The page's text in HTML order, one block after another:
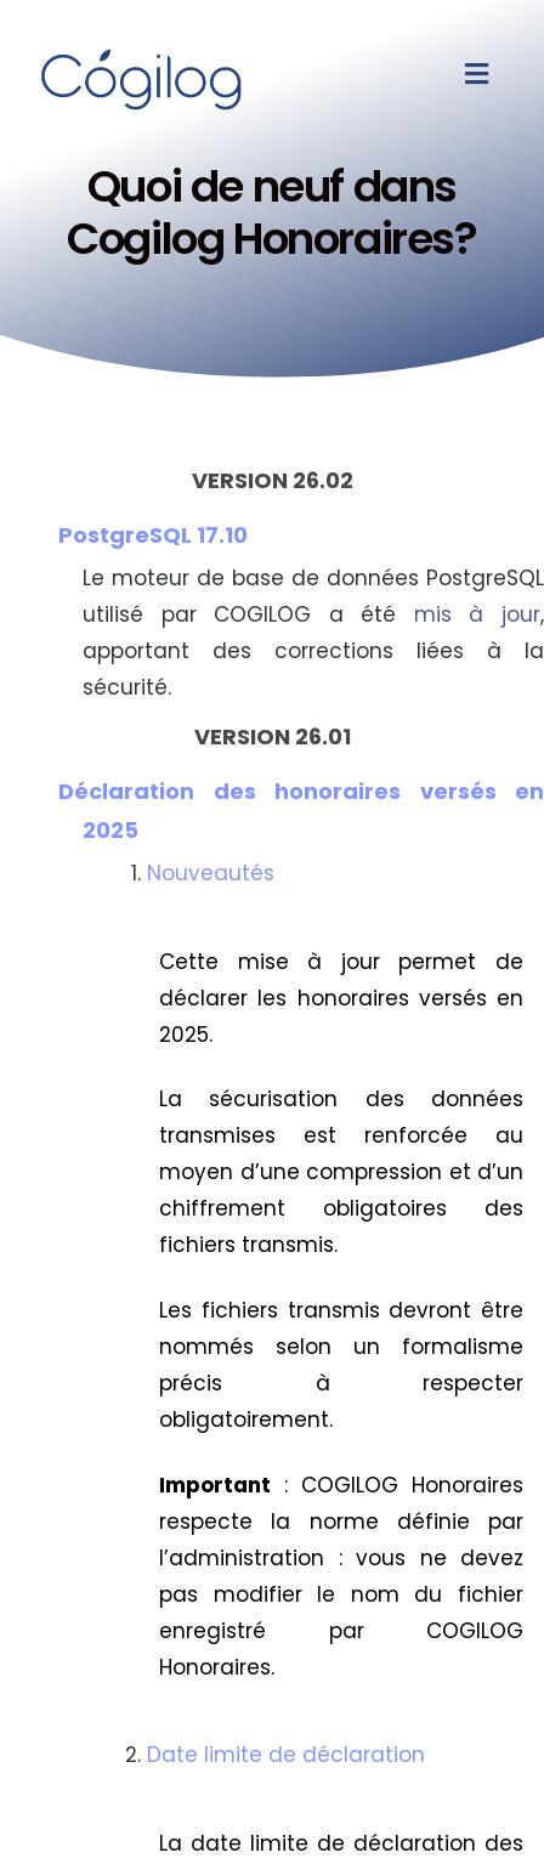
Quoi de neuf dans
Cogilog Honoraires?
VERSION 26.02
PostgreSQL 17.10
Le moteur de base de données PostgreSQL
utilisé par COGILOG a été mis à jour,
apportant des corrections liées à la
sécurité.
VERSION 26.01
Déclaration des honoraires versés en
2025
Nouveautés
Cette mise à jour permet de
déclarer les honoraires versés en
2025.
La sécurisation des données
transmises est renforcée au
moyen d’une compression et d’un
chiffrement obligatoires des
fichiers transmis.
Les fichiers transmis devront être
nommés selon un formalisme
précis à respecter
obligatoirement.
Important : COGILOG Honoraires
respecte la norme définie par
l’administration : vous ne devez
pas modifier le nom du fichier
enregistré par COGILOG
Honoraires.
Date limite de déclaration
La date limite de déclaration des